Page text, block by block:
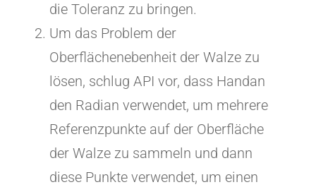
die Toleranz zu bringen.
Um das Problem der
Oberflächenebenheit der Walze zu
lösen, schlug API vor, dass Handan
den Radian verwendet, um mehrere
Referenzpunkte auf der Oberfläche
der Walze zu sammeln und dann
diese Punkte verwendet, um einen